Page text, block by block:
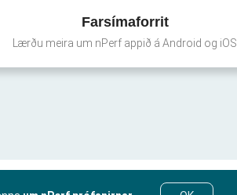
Farsímaforrit
Lærðu meira um nPerf appið á Android og iOS